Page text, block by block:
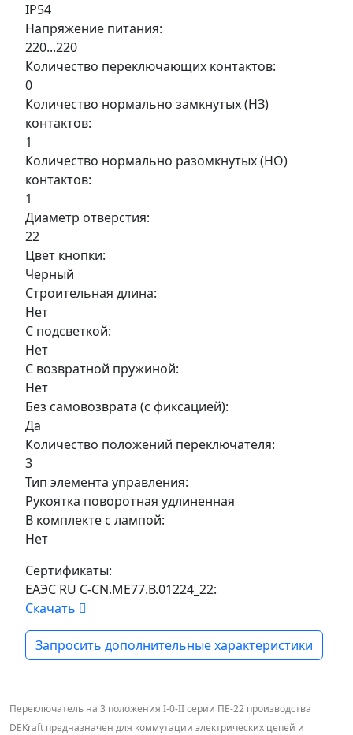
IP54
Напряжение питания:
220...220
Количество переключающих контактов:
0
Количество нормально замкнутых (НЗ)
контактов:
1
Количество нормально разомкнутых (НО)
контактов:
1
Диаметр отверстия:
22
Цвет кнопки:
Черный
Строительная длина:
Нет
С подсветкой:
Нет
С возвратной пружиной:
Нет
Без самовозврата (с фиксацией):
Да
Количество положений переключателя:
3
Тип элемента управления:
Рукоятка поворотная удлиненная
В комплекте с лампой:
Нет
Сертификаты:
ЕАЭС RU С-CN.МЕ77.В.01224_22:
Скачать
Запросить дополнительные характеристики
Переключатель на 3 положения I-0-II серии ПЕ-22 производства
DEKraft предназначен для коммутации электрических цепей и